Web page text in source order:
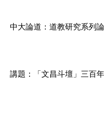
中大論道：道教研究系列論
講題：「文昌斗壇」三百